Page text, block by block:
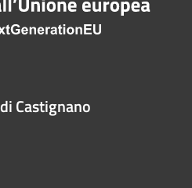
Castignano